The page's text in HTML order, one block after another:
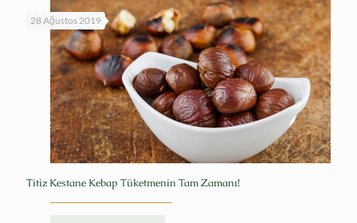
28 Ağustos 2019
Titiz Kestane Kebap Tüketmenin Tam Zamanı!